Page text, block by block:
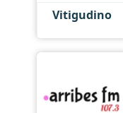
Vitigudino